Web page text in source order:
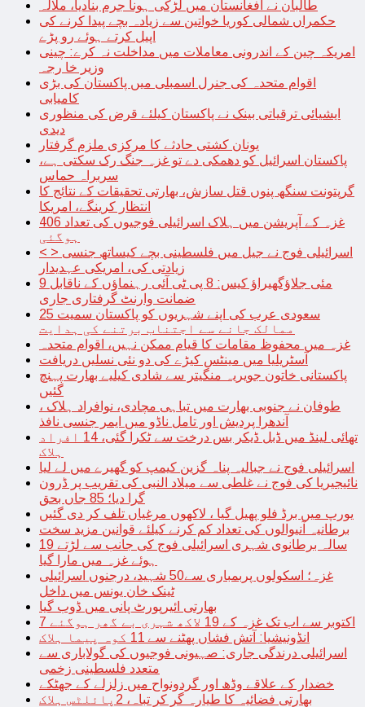
طالبان نے افغانستان میں لڑکی ہونا جرم بنادیا، ملالہ
حکمراں شمالی کوریا خواتین سے زیادہ بچے پیدا کرنے کی
اپیل کرتے ہوئے رو پڑے
امریکہ چین کے اندرونی معاملات میں مداخلت نہ کرے: چینی
وزیر خا رجہ
اقوام متحدہ کی جنرل اسمبلی میں پاکستان کی بڑی
کامیابی
ایشیائی ترقیاتی بینک نے پاکستان کیلئے قرض کی منظوری
دیدی
یونان کشتی حادثے کا مرکزی ملزم گرفتار
پاکستان اسرائیل کو دھمکی دے تو غزہ جنگ رک سکتی ہے،
سربراہ حماس
گرپتونت سنگھ پنوں قتل سازش، بھارتی تحقیقات کے نتائج کا
انتظار کرینگے، امریکا
غزہ کے آپریشن میں ہلاک اسرائیلی فوجیوں کی تعداد 406
ہوگئی
< > اسرائیلی فوج نے جیل میں فلسطینی بچے کیساتھ جنسی
زیادتی کی، امریکی عہدیدار
9 مئی جلاؤگھیراؤ کیس: 8 پی ٹی آئی رہنماؤں کے ناقابل
ضمانت وارنٹ گرفتاری جاری
سعودی عرب کی اپنے شہریوں کو پاکستان سمیت 25
ممالک جانے سے اجتناب برتنے کی ہدایت
غزہ میں محفوظ مقامات کا قیام ممکن نہیں، اقوام متحدہ
آسٹریلیا میں مینٹس کیڑے کی دو نئی نسلیں دریافت
پاکستانی خاتون جویریہ منگیتر سے شادی کیلیے بھارت پہنچ
گئیں
طوفان نے جنوبی بھارت میں تباہی مچادی، نوافراد ہلاک ،
آندھرا پردیش اور تامل ناڈو میں ایمر جنسی نافذ
تھائی لینڈ میں ڈبل ڈیکر بس درخت سے ٹکرا گئی، 14 افراد
ہلاک
اسرائیلی فوج نے جبالیہ پناہ گزین کیمپ کو گھیرے میں لے لیا
نائیجیریا کی فوج نے غلطی سے میلاد النبی کی تقریب پر ڈرون
گرا دیا؛ 85 جاں بحق
یورپ میں برڈ فلو پھیل گیا ، لاکھوں مرغیاں تلف کر دی گئیں
برطانیہ آنیوالوں کی تعداد کم کرنے کیلئے قوانین مزید سخت
19 سالہ برطانوی شہری اسرائیلی فوج کی جانب سے لڑتے
ہوئے غزہ میں مارا گیا
غزہ؛ اسکولوں پربمباری سے50 شہید، درجنوں اسرائیلی
ٹینک خان یونس میں داخل
بھارتی ائیرپورٹ پانی میں ڈوب گیا
7 اکتوبر سے اب تک غزہ کے 19 لاکھ شہری بے گھر ہوگئے
انڈونیشیا: آتش فشاں پھٹنے سے 11 کوہ پیما ہلاک
اسرائیلی درندگی جاری: صہیونی فوجیوں کی گولاباری سے
متعدد فلسطینی زخمی
خضدار کے علاقے وڈھ اور گردونواح میں زلزلے کے جھٹکے
بھارتی فضائیہ کا طیارہ گر کر تباہ، 2پائلٹس ہلاک